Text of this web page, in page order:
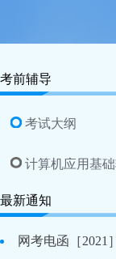
考前辅导
考试大纲
计算机应用基
最新通知
网考电函［2021］